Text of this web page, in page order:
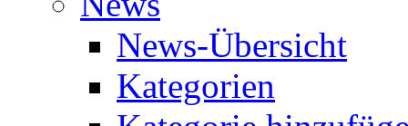
News-Übersicht
Kategorien